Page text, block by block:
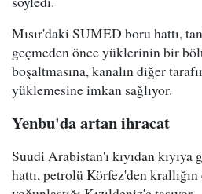
Mısır'daki SUMED boru hattı,
geçmeden önce yüklerinin bir
boşaltmasına, kanalın diğer
yüklemesine imkan sağlıyor.
Yenbu'da artan ihracat
Suudi Arabistan'ı kıyıdan
hattı, petrolü Körfez'den